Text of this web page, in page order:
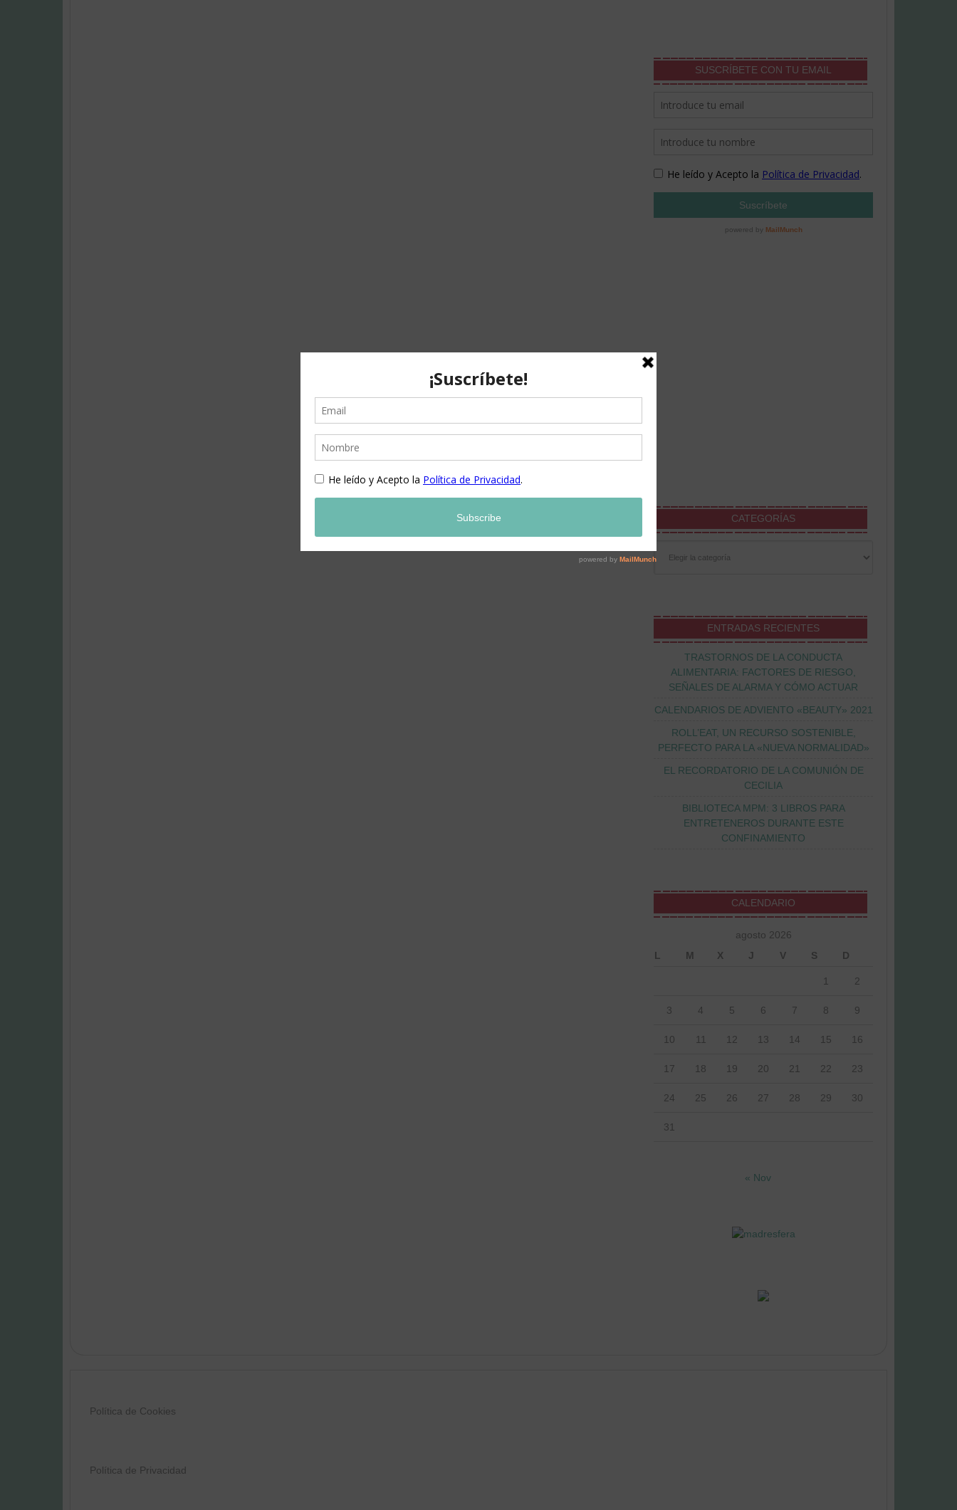
SUSCRÍBETE CON TU EMAIL
CATEGORÍAS
ENTRADAS RECIENTES
TRASTORNOS DE LA CONDUCTA
ALIMENTARIA: FACTORES DE RIESGO,
SEÑALES DE ALARMA Y CÓMO ACTUAR
CALENDARIOS DE ADVIENTO «BEAUTY» 2021
ROLL’EAT, UN RECURSO SOSTENIBLE,
PERFECTO PARA LA «NUEVA NORMALIDAD»
EL RECORDATORIO DE LA COMUNIÓN DE
CECILIA
BIBLIOTECA MPM: 3 LIBROS PARA
ENTRETENEROS DURANTE ESTE
CONFINAMIENTO
CALENDARIO
agosto 2026
L
M X J V S D
1 2
3 4 5 6 7 8 9
10 11 12 13 14 15 16
17 18 19 20 21 22 23
24 25 26 27 28 29 30
31
« Nov
Política de Cookies
Política de Privacidad